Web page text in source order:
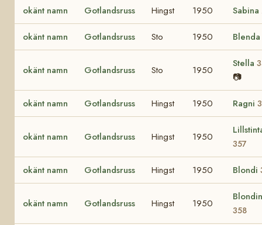
okänt namn Gotlandsruss Hingst 1950 Sabina
okänt namn Gotlandsruss Sto 1950 Blenda
okänt namn Gotlandsruss Sto 1950
Stella
📷
okänt namn Gotlandsruss Hingst 1950 Ragni
okänt namn Gotlandsruss Hingst 1950
357
okänt namn Gotlandsruss Hingst 1950 Blondi
okänt namn Gotlandsruss Hingst 1950
358